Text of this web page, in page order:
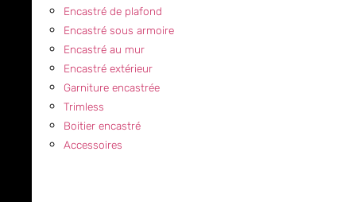
Encastré de plafond
Encastré sous armoire
Encastré au mur
Encastré extérieur
Garniture encastrée
Trimless
Boitier encastré
Accessoires